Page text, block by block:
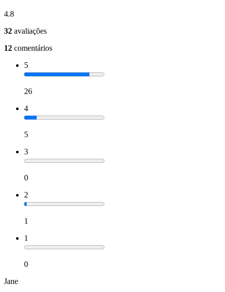
4.8
32 avaliações
12 comentários
5
26
4
5
3
0
2
1
1
0
Jane